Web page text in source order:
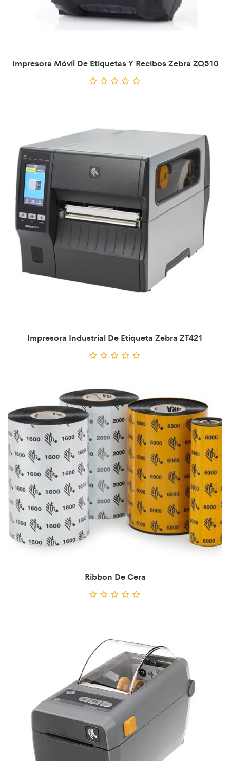
Impresora Móvil De Etiquetas Y Recibos Zebra ZQ510
Impresora Industrial De Etiqueta Zebra ZT421
Ribbon De Cera